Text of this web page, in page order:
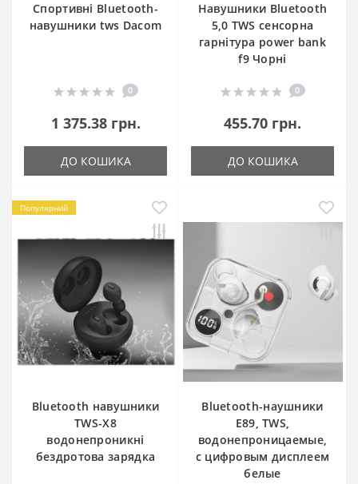
Спортивні Bluetooth-
навушники tws Dacom
0
1 375.38 грн.
ДО КОШИКА
Навушники Bluetooth
5,0 TWS сенсорна
гарнітура power bank
f9 Чорні
0
455.70 грн.
ДО КОШИКА
Популярний
Bluetooth навушники
TWS-X8
водонепроникні
бездротова зарядка
Bluetooth-наушники
E89, TWS,
водонепроницаемые,
с цифровым дисплеем
белые